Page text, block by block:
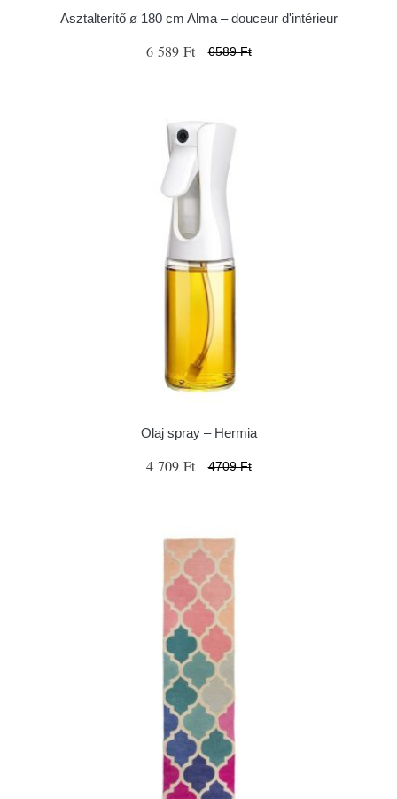
Asztalterítő ø 180 cm Alma – douceur d'intérieur
6 589 Ft 6589 Ft
Olaj spray – Hermia
4 709 Ft 4709 Ft